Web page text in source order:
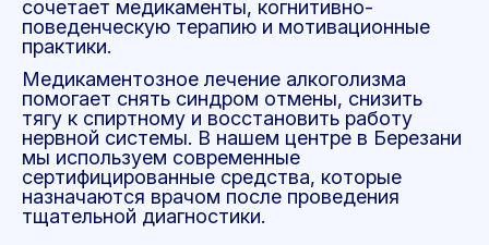
сочетает медикаменты, когнитивно-
поведенческую терапию и мотивационные
практики.
Медикаментозное лечение алкоголизма
помогает снять синдром отмены, снизить
тягу к спиртному и восстановить работу
нервной системы. В нашем центре в Березани
мы используем современные
сертифицированные средства, которые
назначаются врачом после проведения
тщательной диагностики.